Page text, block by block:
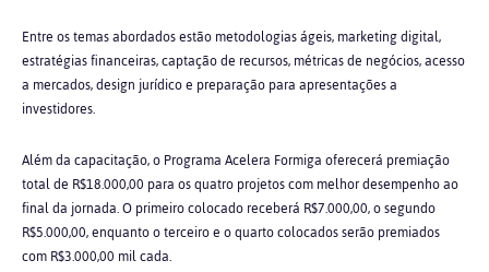
Entre os temas abordados estão metodologias ágeis, marketing digital,
estratégias financeiras, captação de recursos, métricas de negócios, acesso
a mercados, design jurídico e preparação para apresentações a
investidores.
Além da capacitação, o Programa Acelera Formiga oferecerá premiação
total de R$18.000,00 para os quatro projetos com melhor desempenho ao
final da jornada. O primeiro colocado receberá R$7.000,00, o segundo
R$5.000,00, enquanto o terceiro e o quarto colocados serão premiados
com R$3.000,00 mil cada.